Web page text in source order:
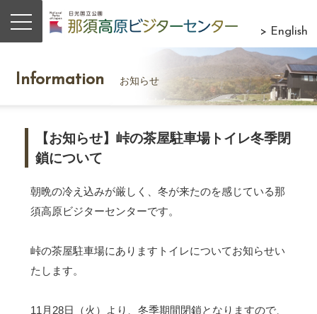
> English
Information お知らせ
【お知らせ】峠の茶屋駐車場トイレ冬季閉
鎖について
朝晩の冷え込みが厳しく、冬が来たのを感じている那
須高原ビジターセンターです。
峠の茶屋駐車場にありますトイレについてお知らせい
たします。
11月28日（火）より、冬季期間閉鎖となりますので、